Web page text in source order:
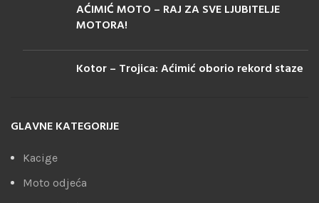
AĆIMIĆ MOTO – RAJ ZA SVE LJUBITELJE
MOTORA!
Kotor – Trojica: Aćimić oborio rekord staze
GLAVNE KATEGORIJE
Kacige
Moto odjeća